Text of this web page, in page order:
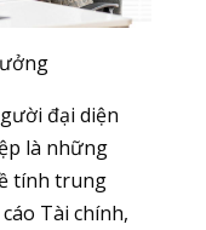
đại diện
là những
tính trung
Tài chính,